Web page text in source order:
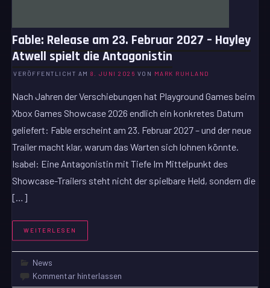
Fable: Release am 23. Februar 2027 – Hayley
Atwell spielt die Antagonistin
VERÖFFENTLICHT AM8. JUNI 2026 VON MARK RUHLAND
Nach Jahren der Verschiebungen hat Playground Games beim
Xbox Games Showcase 2026 endlich ein konkretes Datum
geliefert: Fable erscheint am 23. Februar 2027 – und der neue
Trailer macht klar, warum das Warten sich lohnen könnte.
Isabel: Eine Antagonistin mit Tiefe Im Mittelpunkt des
Showcase-Trailers steht nicht der spielbare Held, sondern die
[…]
WEITERLESEN
News
Kommentar hinterlassen